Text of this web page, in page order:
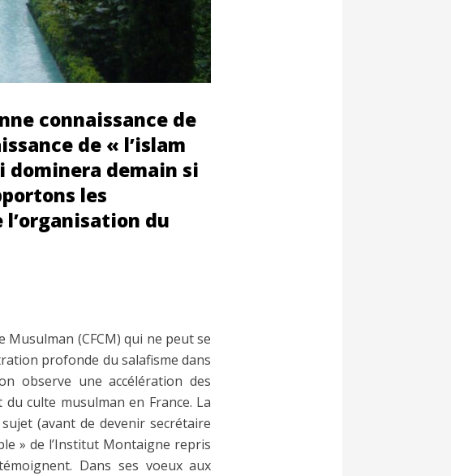
connaissance de
de « l’islam
dominera demain si
les
l’organisation du
Musulman (CFCM) qui ne peut se
profonde du salafisme dans
observe une accélération des
culte musulman en France. La
(avant de devenir secrétaire
» de l’Institut Montaigne repris
Dans ses voeux aux